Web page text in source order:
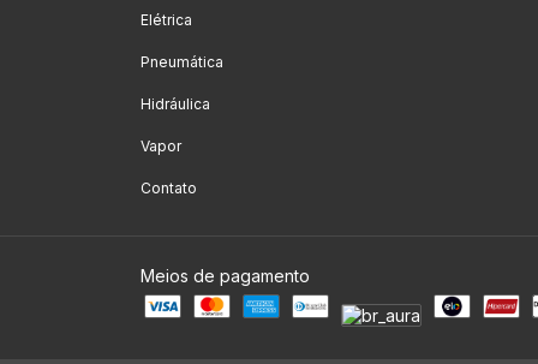
Elétrica
Pneumática
Hidráulica
Vapor
Contato
Meios de pagamento